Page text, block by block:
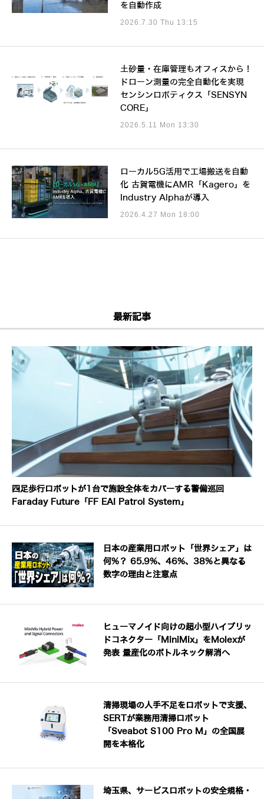
を自動作成
2026.7.30 Thu 13:15
土砂量・在庫管理もオフィスから！
ドローン測量の完全自動化を実現
センシンロボティクス「SENSYN
CORE」
2026.5.11 Mon 13:30
ローカル5G活用で工場搬送を自動
化 古賀電機にAMR「Kagero」を
Industry Alphaが導入
2026.4.27 Mon 18:00
最新記事
四足歩行ロボットが1台で施設全体をカバーする警備巡回
Faraday Future「FF EAI Patrol System」
日本の産業用ロボット「世界シェア」は
何%？ 65.9%、46%、38%と異なる
数字の理由と注意点
ヒューマノイド向けの超小型ハイブリッ
ドコネクター「MiniMix」をMolexが
発表 量産化のボトルネック解消へ
清掃現場の人手不足をロボットで支援、
SERTが業務用清掃ロボット
「Sveabot S100 Pro M」の全国展
開を本格化
埼玉県、サービスロボットの安全規格・